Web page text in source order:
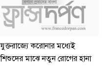
যুক্তরাজ্যে করোনার মধ্যেই
শিশুদের মাঝে নতুন রোগের হানা